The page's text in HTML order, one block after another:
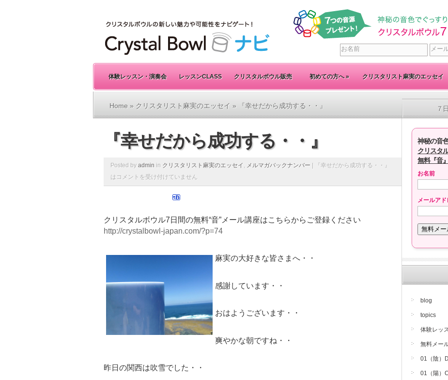
体験レッスン・演奏会 レッスンCLASS クリスタルボウル販売 初めての方へ» クリスタリスト麻実のエッセイ
Home » クリスタリスト麻実のエッセイ » 『幸せだから成功する・・』
『幸せだから成功する・・』
Posted by admin in クリスタリスト麻実のエッセイ , メルマガバックナンバー
『幸せだから成功する・・』
は コメントを受け付けていません
クリスタルボウル7日間の無料“音”メール講座はこちらからご登録ください
http://crystalbowl-japan.com/?p=74
麻実の大好きな皆さまへ・・
感謝しています・・
おはようございます・・
爽やかな朝ですね・・
昨日の関西は吹雪でした・・
７
神秘の音
クリスタ
無料『音
お名前
メールアド
blog
topics
体験レッ
無料メー
01（陰）
01（陽）